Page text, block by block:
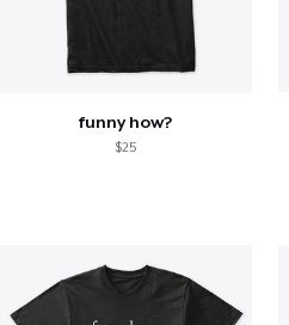
funny how?
$25